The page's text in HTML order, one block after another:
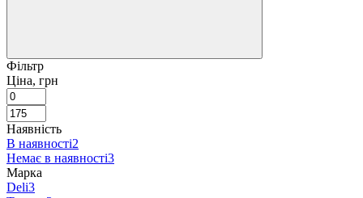
Фільтр
Ціна, грн
Наявність
В наявності2
Немає в наявності3
Марка
Deli3